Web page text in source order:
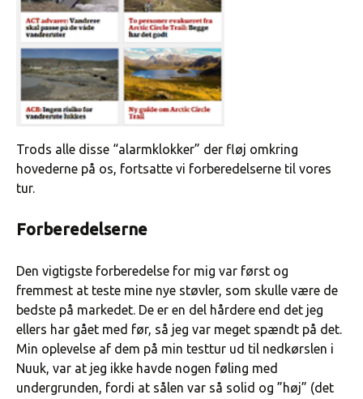
Trods alle disse “alarmklokker” der fløj omkring
hovederne på os, fortsatte vi forberedelserne til vores
tur.
Forberedelserne
Den vigtigste forberedelse for mig var først og
fremmest at teste mine nye støvler, som skulle være de
bedste på markedet. De er en del hårdere end det jeg
ellers har gået med før, så jeg var meget spændt på det.
Min oplevelse af dem på min testtur ud til nedkørslen i
Nuuk, var at jeg ikke havde nogen føling med
undergrunden, fordi at sålen var så solid og ”høj” (det